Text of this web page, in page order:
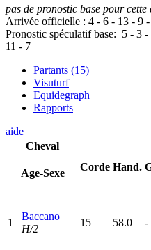
pas de pronostic base pour cette
Arrivée officielle : 4 - 6 - 13 - 9 -
Pronostic spéculatif base: 5 - 3 -
11 - 7
Partants (15)
Visuturf
Equidegraph
Rapports
aide
Cheval
Age-Sexe
Corde Hand.
1
Baccano
H/2
15 58.0 -